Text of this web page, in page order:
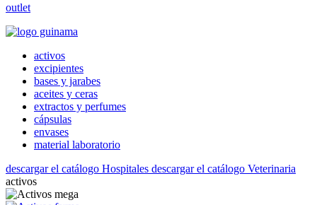
outlet
activos
excipientes
bases y jarabes
aceites y ceras
extractos y perfumes
cápsulas
envases
material laboratorio
descargar el catálogo Hospitales descargar el catálogo Veterinaria
activos